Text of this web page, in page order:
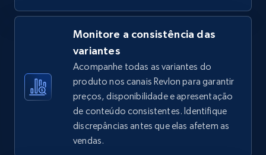
TikTok Shop - category
URL, Title, Available, Description, Currency, Initial
price, Final price, Discount percent, and more.
5.4K+ 667+ Comece agora
TikTok Shop - Collect TikTok shop products
Monitore a consistência das
variantes
Acompanhe todas as variantes do
produto nos canais Revlon para garantir
preços, disponibilidade e apresentação
de conteúdo consistentes. Identifique
discrepâncias antes que elas afetem as
vendas.